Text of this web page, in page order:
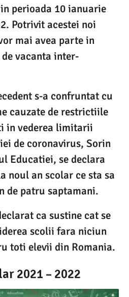
perioada 10 ianuarie
Potrivit acestei noi
mai avea parte in
vacanta inter-
s-a confruntat cu
cauzate de restrictiile
in vederea limitarii
de coronavirus, Sorin
Educatiei, se declara
noul an scolar ce sta sa
de patru saptamani.
ca sustine cat se
scolii fara niciun
toti elevii din Romania.
2021 – 2022